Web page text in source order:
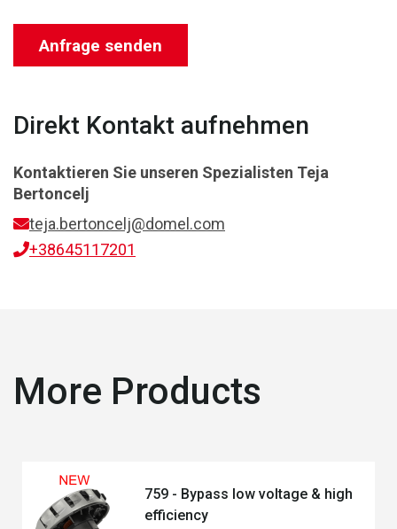
Anfrage senden
Direkt Kontakt aufnehmen
Kontaktieren Sie unseren Spezialisten Teja
Bertoncelj
teja.bertoncelj@domel.com
+38645117201
More Products
759 - Bypass low voltage & high
efficiency